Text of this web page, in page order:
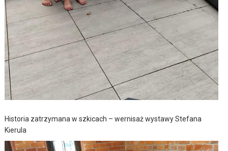
Historia zatrzymana w szkicach – wernisaż wystawy Stefana
Kierula